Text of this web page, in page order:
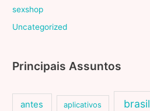
sexshop
Uncategorized
Principais Assuntos
antes aplicativos brasil